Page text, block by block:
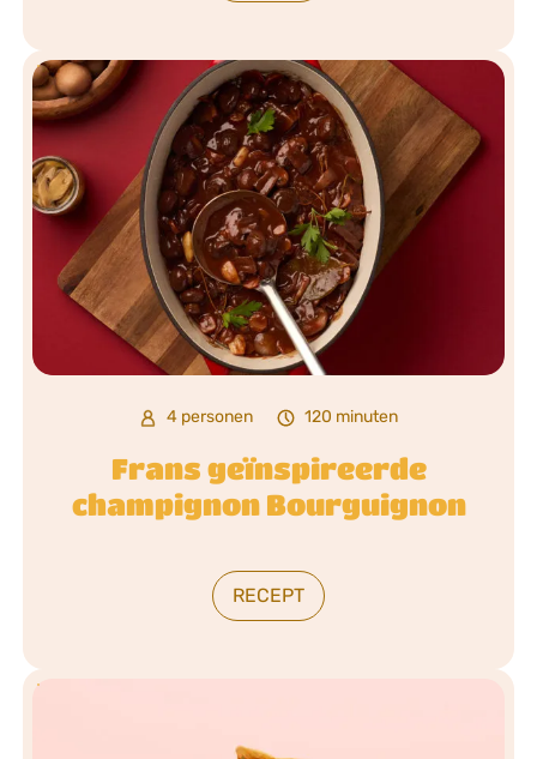
4 personen 120 minuten
Frans geïnspireerde
champignon Bourguignon
RECEPT